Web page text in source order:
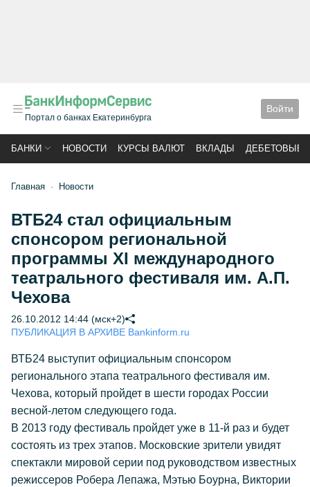
Портал о банках Екатеринбурга
Войти
БАНКИ НОВОСТИ КУРСЫ ВАЛЮТ ВКЛАДЫ ДЕБЕТОВЫЕ
Главная Новости
ВТБ24 стал официальным
спонсором региональной
программы ХI международного
театрального фестиваля им. А.П.
Чехова
26.10.2012 14:44 (мск+2)
ПУБЛИКАЦИЯ В АРХИВЕ Bankinform.ru
ВТБ24 выступит официальным спонсором
регионального этапа театрального фестиваля им.
Чехова, который пройдет в шести городах России
весной-летом следующего года.
В 2013 году фестиваль пройдет уже в 11-й раз и будет
состоять из трех этапов. Московские зрители увидят
спектакли мировой серии под руководством известных
режиссеров Робера Лепажа, Мэтью Боурна, Виктории